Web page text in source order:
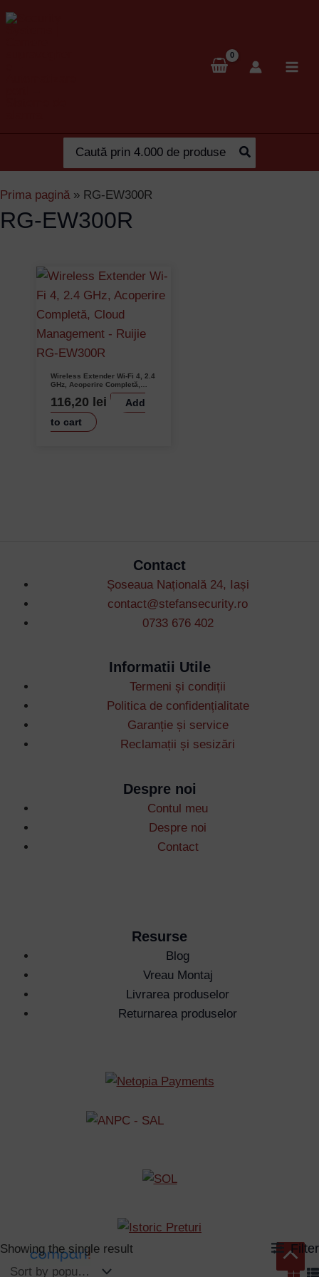
Skip
to
for:
Prima pagină» RG-EW300R
RG-EW300R
Showing the single result Filter
Wireless Extender Wi-Fi 4, 2.4
GHz, Acoperire Completă,
Cloud Management – Ruijie
RG-EW300R
116,20 lei
Add
to cart
Contact
Șoseaua Națională 24, Iași
contact@stefansecurity.ro
0733 676 402
Informatii Utile
Termeni și condiții
Politica de confidențialitate
Garanție și service
Reclamații și sesizări
Despre noi
Contul meu
Despre noi
Contact
Resurse
Blog
Vreau Montaj
Livrarea produselor
Returnarea produselor
Username or Email Address
Remember Me
Scroll
to